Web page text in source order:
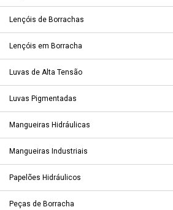
Lençóis de Borrachas
Lençóis em Borracha
Luvas de Alta Tensão
Luvas Pigmentadas
Mangueiras Hidráulicas
Mangueiras Industriais
Papelões Hidráulicos
Peças de Borracha